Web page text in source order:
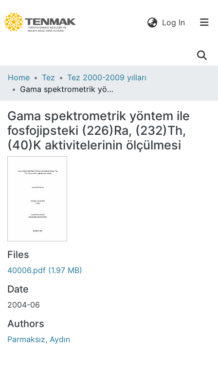
Log In(current)
Communities
& Collections
Statistics
Home Tez
Tez 2000-2009 yılları
Gama spektrometrik yöntem ile fosfojipsteki (226)Ra, (232)Th, (40)K aktivitelerinin ölçülmesi
Gama spektrometrik yöntem ile
fosfojipsteki (226)Ra, (232)Th,
(40)K aktivitelerinin ölçülmesi
Files
40006.pdf (1.97 MB)
Date
2004-06
Authors
Parmaksız, Aydın